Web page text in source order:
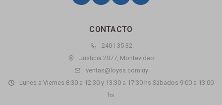
CONTACTO
2401 35 32
Justicia 2077, Montevideo
ventas@loysa.com.uy
Lunes a Viernes 8:30 a 12:30 y 13:30 a 17:30 hs Sábados 9:00 a 13:00
hs